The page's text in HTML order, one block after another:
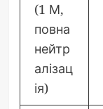
(1 М,
повна
нейтр
алізац
ія)